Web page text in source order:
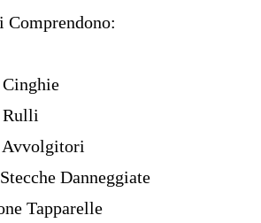
Rulli
Avvolgitori
Danneggiate
Tapparelle